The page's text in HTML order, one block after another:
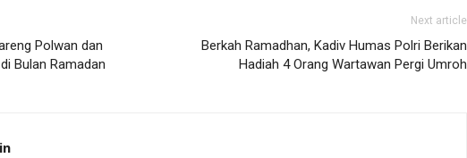
Polwan dan
Bulan Ramadan
Next article
Berkah Ramadhan, Kadiv Humas Polri Berikan
Hadiah 4 Orang Wartawan Pergi Umroh